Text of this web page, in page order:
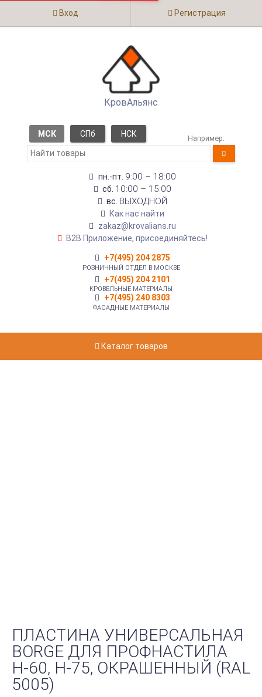
Вход Регистрация
КровАльянс
МСК СПб НСК Например:
пн.-пт. 9:00 – 18:00
сб. 10:00 – 15:00
вс. ВЫХОДНОЙ
Как нас найти
zakaz@krovalians.ru
B2B Приложение, присоединяйтесь!
+7(495) 204 2875
РОЗНИЧНЫЙ ОТДЕЛ В МОСКВЕ
+7(495) 204 2101
КРОВЕЛЬНЫЕ МАТЕРИАЛЫ
+7(495) 240 8303
ФАСАДНЫЕ МАТЕРИАЛЫ
Каталог товаров
ПЛАСТИНА УНИВЕРСАЛЬНАЯ
BORGE ДЛЯ ПРОФНАСТИЛА
Н-60, H-75, ОКРАШЕННЫЙ (RAL
5005)